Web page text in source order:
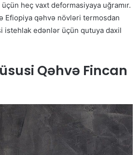
üçün heç vaxt deformasiyaya uğramır.
Efiopiya qəhvə növləri termosdan
istehlak edənlər üçün qutuya daxil
Qəhvə Fincan